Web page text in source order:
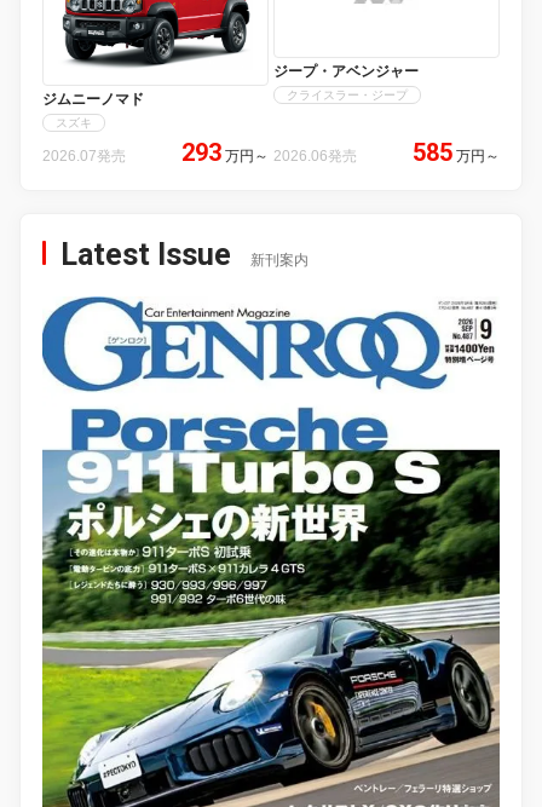
ジムニーノマド
スズキ
2026.07発売 293 万円 ～
ジープ・アベンジャー
クライスラー・ジープ
2026.06発売 585 万円 ～
Latest Issue 新刊案内